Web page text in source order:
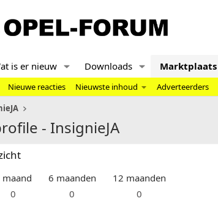
is er nieuw Downloads Marktplaats
Nieuwe reacties Nieuwste inhoud Adverteerders
- InsignieJA
maand 6 maanden
12 maanden
0 0
0